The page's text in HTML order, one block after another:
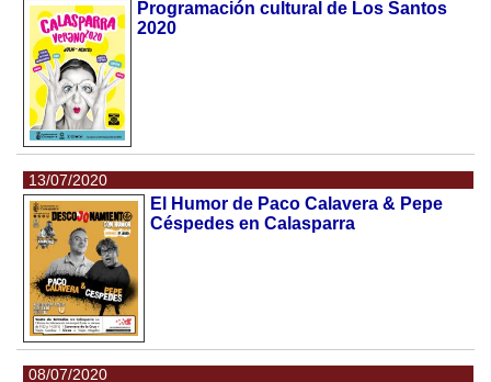
Programación cultural de Los Santos
2020
13/07/2020
El Humor de Paco Calavera & Pepe
Céspedes en Calasparra
08/07/2020